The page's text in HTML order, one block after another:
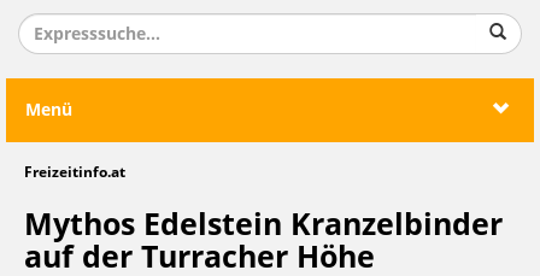
Menü
Freizeitinfo.at
Mythos Edelstein Kranzelbinder
auf der Turracher Höhe